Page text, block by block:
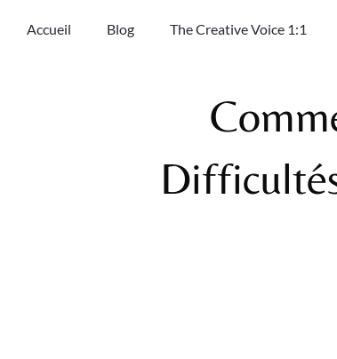
Accueil Blog The Creative Voice 1:1